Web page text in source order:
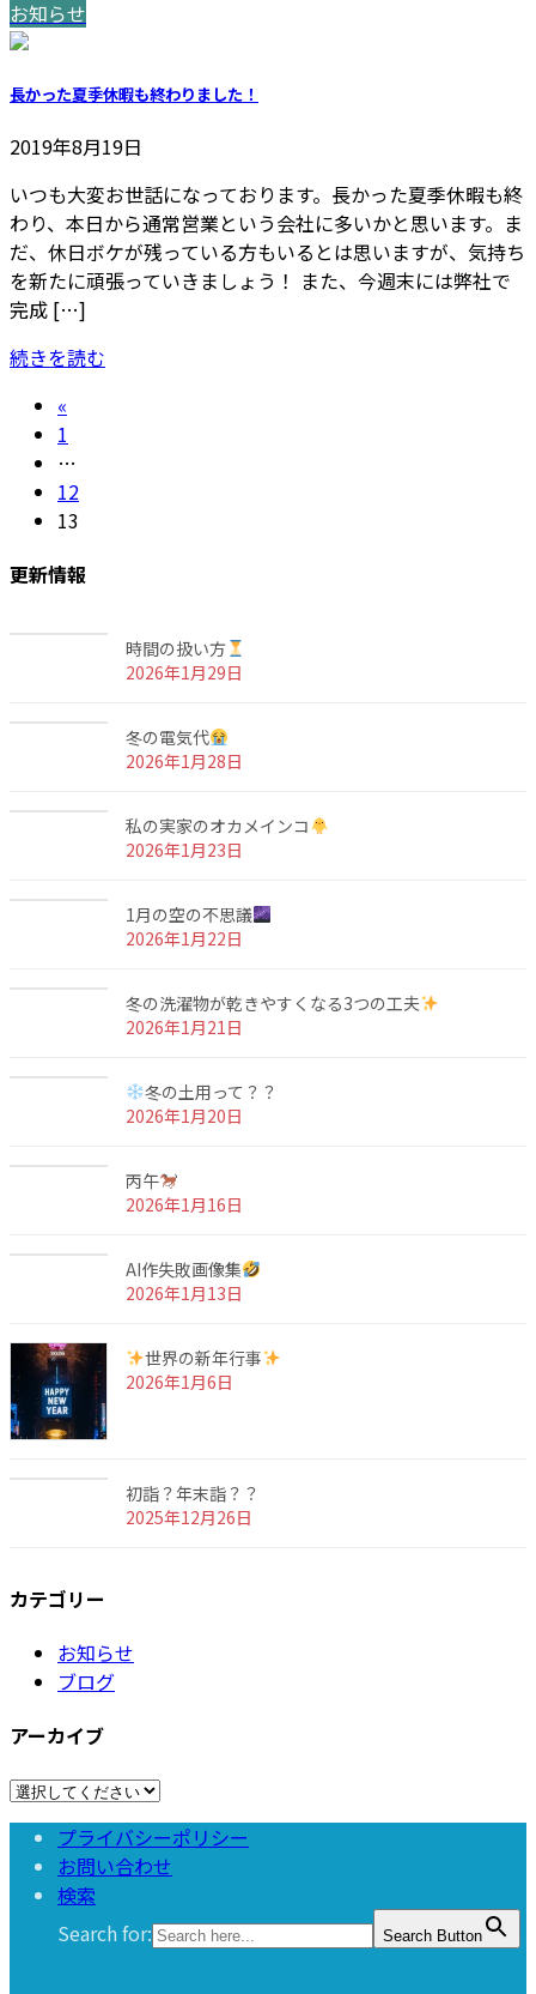
お知らせ
長かった夏季休暇も終わりました！
2019年8月19日
いつも大変お世話になっております。長かった夏季休暇も終
わり、本日から通常営業という会社に多いかと思います。ま
だ、休日ボケが残っている方もいるとは思いますが、気持ち
を新たに頑張っていきましょう！ また、今週末には弊社で
完成 […]
続きを読む
投
稿
ナ
ビ
ゲ
«
固
定
ペ
ー
1
…
固
定
ー
12
固
ペ
ジ
13
更新情報
時間の扱い方
2026年1月29日
冬の電気代
2026年1月28日
私の実家のオカメインコ
2026年1月23日
1月の空の不思議
2026年1月22日
冬の洗濯物が乾きやすくなる3つの工夫
2026年1月21日
冬の土用って？？
2026年1月20日
丙午
2026年1月16日
AI作失敗画像集
2026年1月13日
世界の新年行事
2026年1月6日
初詣？年末詣？？
2025年12月26日
カテゴリー
お知らせ
ブログ
アーカイブ
プライバシーポリシー
お問い合わせ
検索
Search for:
Search Button